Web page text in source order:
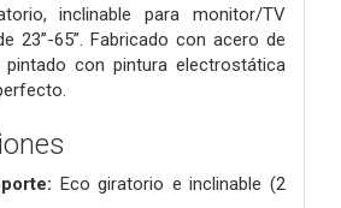
inclinable para monitor/TV
23”-65”. Fabricado con acero de
con pintura electrostática
Eco giratorio e inclinable (2